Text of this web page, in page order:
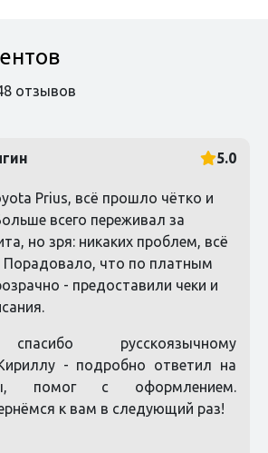
отзывов
5.0
Prius, всё прошло чётко и
всего переживал за
но зря: никаких проблем, всё
Порадовало, что по платным
- предоставили чеки и
русскоязычному
- подробно ответил на
помог с оформлением.
к вам в следующий раз!